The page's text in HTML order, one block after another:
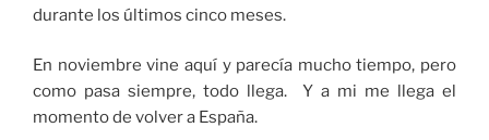
durante los últimos cinco meses.
En noviembre vine aquí y parecía mucho tiempo, pero
como pasa siempre, todo llega. Y a mi me llega el
momento de volver a España.